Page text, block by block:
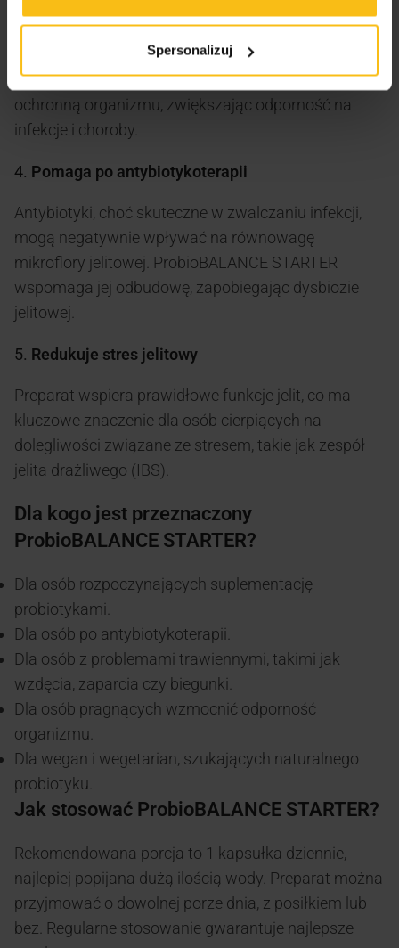
Spersonalizuj
3.Wspiera odporność
80% odporności pochodzi z jelit. Regularna
suplementacja ProbioBALANCE wzmacnia barierę
ochronną organizmu, zwiększając odporność na
infekcje i choroby.
4. Pomaga po antybiotykoterapii
Antybiotyki, choć skuteczne w zwalczaniu infekcji,
mogą negatywnie wpływać na równowagę
mikroflory jelitowej. ProbioBALANCE STARTER
wspomaga jej odbudowę, zapobiegając dysbiozie
jelitowej.
5. Redukuje stres jelitowy
Preparat wspiera prawidłowe funkcje jelit, co ma
kluczowe znaczenie dla osób cierpiących na
dolegliwości związane ze stresem, takie jak zespół
jelita drażliwego (IBS).
Dla kogo jest przeznaczony
ProbioBALANCE STARTER?
Dla osób rozpoczynających suplementację
probiotykami.
Dla osób po antybiotykoterapii.
Dla osób z problemami trawiennymi, takimi jak
wzdęcia, zaparcia czy biegunki.
Dla osób pragnących wzmocnić odporność
organizmu.
Dla wegan i wegetarian, szukających naturalnego
probiotyku.
Jak stosować ProbioBALANCE STARTER?
Rekomendowana porcja to 1 kapsułka dziennie,
najlepiej popijana dużą ilością wody. Preparat można
przyjmować o dowolnej porze dnia, z posiłkiem lub
bez. Regularne stosowanie gwarantuje najlepsze